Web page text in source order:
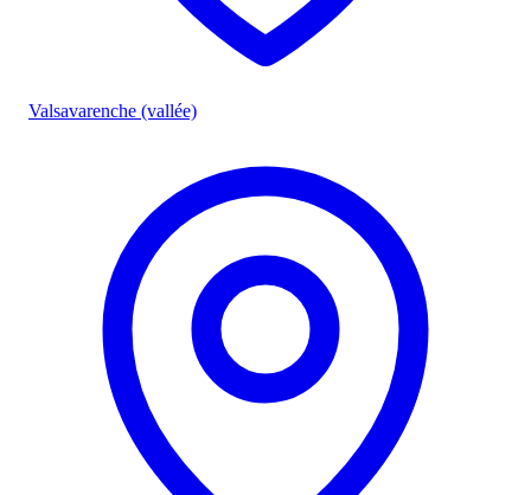
Valsavarenche (vallée)